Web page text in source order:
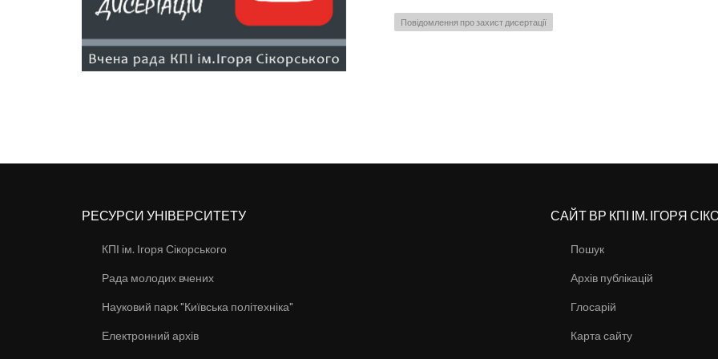
Повідомлення про захист дисертації
РЕСУРСИ УНІВЕРСИТЕТУ
КПІ ім. Ігоря Сікорського
Рада молодих вчених
Науковий парк "Київська політехніка"
Електронний архів
САЙТ ВР КПІ ІМ. ІГОРЯ
Пошук
Архів публікацій
Глосарій
Карта сайту